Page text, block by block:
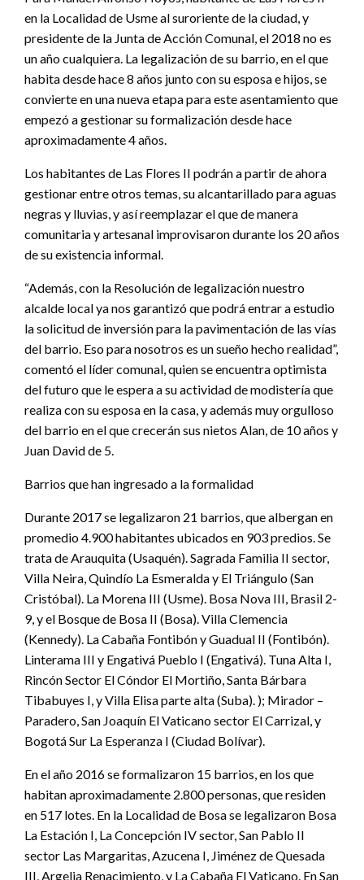
en la Localidad de Usme al suroriente de la ciudad, y
presidente de la Junta de Acción Comunal, el 2018 no es
un año cualquiera. La legalización de su barrio, en el que
habita desde hace 8 años junto con su esposa e hijos, se
convierte en una nueva etapa para este asentamiento que
empezó a gestionar su formalización desde hace
aproximadamente 4 años.
Los habitantes de Las Flores II podrán a partir de ahora
gestionar entre otros temas, su alcantarillado para aguas
negras y lluvias, y así reemplazar el que de manera
comunitaria y artesanal improvisaron durante los 20 años
de su existencia informal.
“Además, con la Resolución de legalización nuestro
alcalde local ya nos garantizó que podrá entrar a estudio
la solicitud de inversión para la pavimentación de las vías
del barrio. Eso para nosotros es un sueño hecho realidad”,
comentó el líder comunal, quien se encuentra optimista
del futuro que le espera a su actividad de modistería que
realiza con su esposa en la casa, y además muy orgulloso
del barrio en el que crecerán sus nietos Alan, de 10 años y
Juan David de 5.
Barrios que han ingresado a la formalidad
Durante 2017 se legalizaron 21 barrios, que albergan en
promedio 4.900 habitantes ubicados en 903 predios. Se
trata de Arauquita (Usaquén). Sagrada Familia II sector,
Villa Neira, Quindío La Esmeralda y El Triángulo (San
Cristóbal). La Morena III (Usme). Bosa Nova III, Brasil 2-
9, y el Bosque de Bosa II (Bosa). Villa Clemencia
(Kennedy). La Cabaña Fontibón y Guadual II (Fontibón).
Linterama III y Engativá Pueblo I (Engativá). Tuna Alta I,
Rincón Sector El Cóndor El Mortiño, Santa Bárbara
Tibabuyes I, y Villa Elisa parte alta (Suba). ); Mirador –
Paradero, San Joaquín El Vaticano sector El Carrizal, y
Bogotá Sur La Esperanza I (Ciudad Bolívar).
En el año 2016 se formalizaron 15 barrios, en los que
habitan aproximadamente 2.800 personas, que residen
en 517 lotes. En la Localidad de Bosa se legalizaron Bosa
La Estación I, La Concepción IV sector, San Pablo II
sector Las Margaritas, Azucena I, Jiménez de Quesada
III, Argelia Renacimiento, y La Cabaña El Vaticano. En San